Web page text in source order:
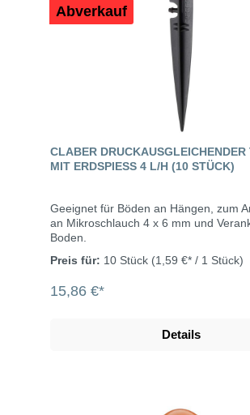
Abverkauf
CLABER DRUCKAUSGLEICHENDER
MIT ERDSPIESS 4 L/H (10 STÜCK)
Geeignet für Böden an Hängen, zum
an Mikroschlauch 4 x 6 mm und
Boden.
Preis für: 10 Stück (1,59 €* / 1 Stück)
15,86 €*
Details